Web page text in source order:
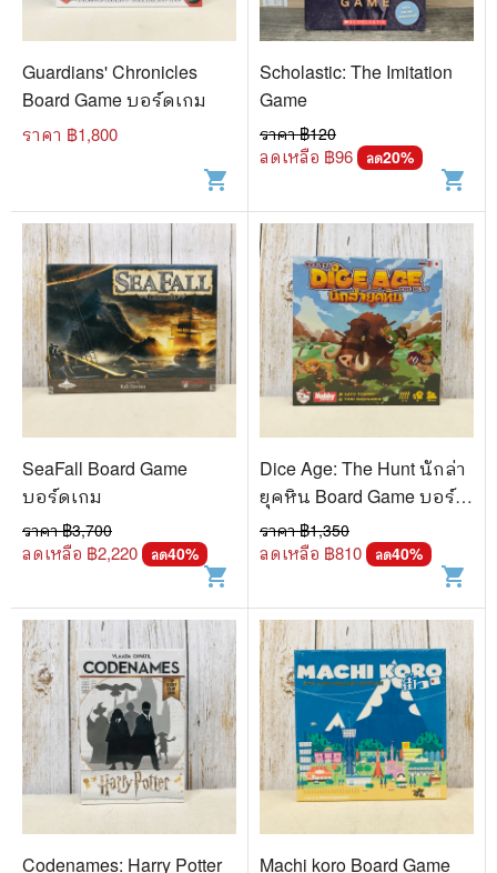
Guardians' Chronicles
Board Game บอร์ดเกม
ราคา ฿1,800
shopping_cart
Scholastic: The Imitation
Game
ราคา ฿120
ลดเหลือ ฿96 ลด20%
shopping_cart
SeaFall Board Game
บอร์ดเกม
ราคา ฿3,700
ลดเหลือ ฿2,220 ลด40%
shopping_cart
Dice Age: The Hunt นักล่า
ยุคหิน Board Game บอร์ด
เกม
ราคา ฿1,350
ลดเหลือ ฿810 ลด40%
shopping_cart
Codenames: Harry Potter Machi koro Board Game